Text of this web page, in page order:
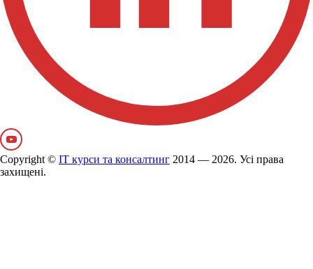
Copyright © IT курси та консалтинг 2014 — 2026. Усі права
захищені.